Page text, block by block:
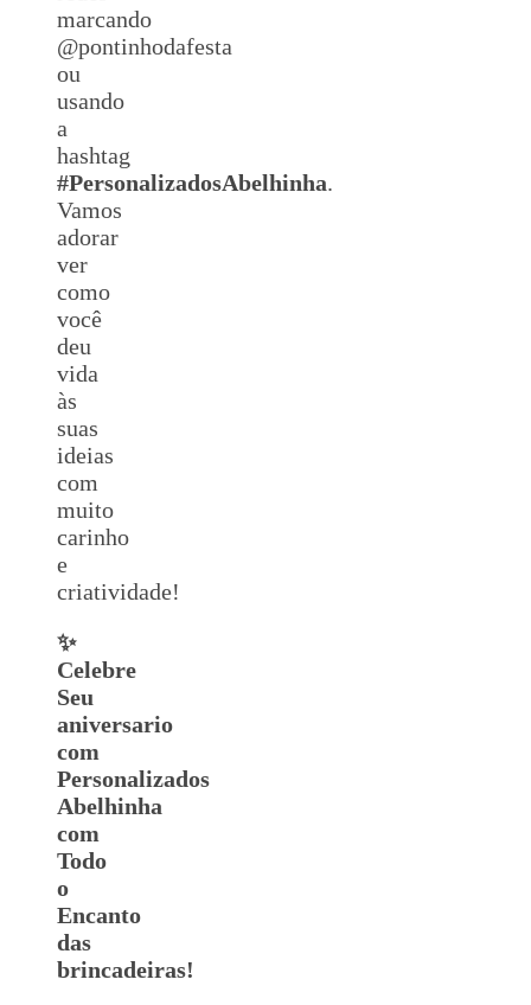
marcando
@pontinhodafesta
ou
usando
a
hashtag
#PersonalizadosAbelhinha.
Vamos
adorar
ver
como
você
deu
vida
às
suas
ideias
com
muito
carinho
e
criatividade!
✨
Celebre
Seu
aniversario
com
Personalizados
Abelhinha
com
Todo
o
Encanto
das
brincadeiras!